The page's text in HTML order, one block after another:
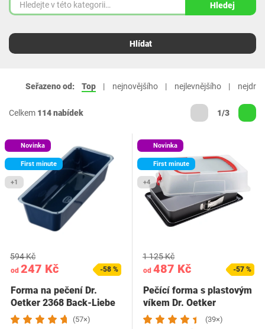
Hledej
Hlídat
Seřazeno od: Top nejnovějšího nejlevnějšího
Celkem 114 nabídek 1/3
Novinka
First minute
+1
od 247 Kč
594 Kč
-58 %
Forma na pečení Dr.
Oetker 2368 Back-Liebe
(57×)
Novinka
First minute
+4
od 487 Kč
1 125 Kč
-57 %
Pečící forma s plastovým
víkem Dr. Oetker
(39×)